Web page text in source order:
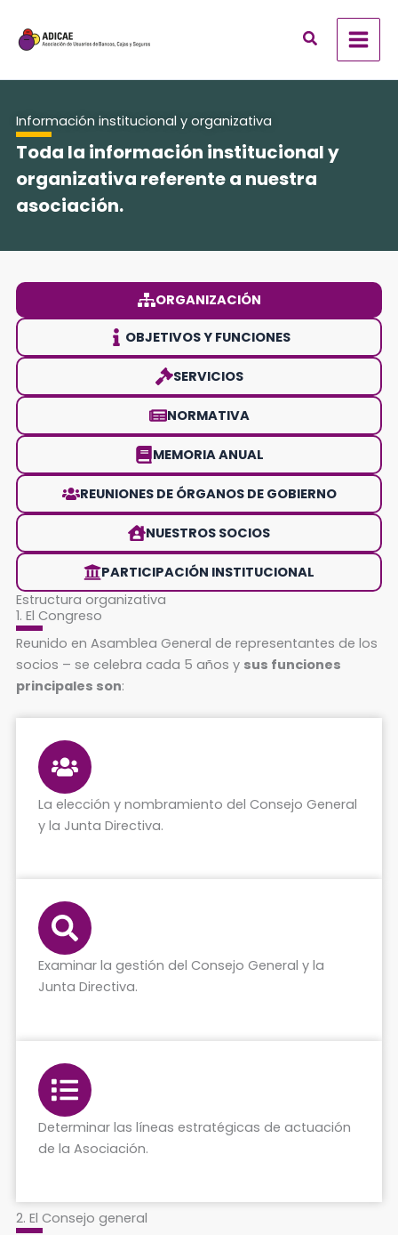
contenido
Información institucional y organizativa
Toda la información institucional y
organizativa referente a nuestra
asociación.
ORGANIZACIÓN
OBJETIVOS Y FUNCIONES
SERVICIOS
NORMATIVA
MEMORIA ANUAL
REUNIONES DE ÓRGANOS DE GOBIERNO
NUESTROS SOCIOS
PARTICIPACIÓN INSTITUCIONAL
Estructura organizativa
1. El Congreso
Reunido en Asamblea General de representantes de los
socios – se celebra cada 5 años y sus funciones
principales son:
La elección y nombramiento del Consejo General
y la Junta Directiva.​
Examinar la gestión del Consejo General y la
Junta Directiva.​
Determinar las líneas estratégicas de actuación
de la Asociación.
2. El Consejo general